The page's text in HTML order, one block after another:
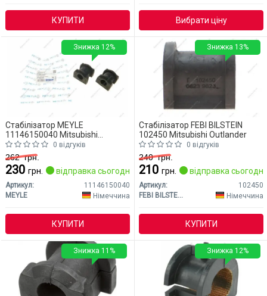
КУПИТИ Вибрати ціну
Стабілізатор MEYLE
11146150040 Mitsubishi
Outlander
0 відгуків
262грн.
230 грн. відправка сьогодні
Артикул:
11146150040
MEYLE
Німеччина
КУПИТИ
Знижка 12%
Стабілізатор FEBI BILSTEIN
102450 Mitsubishi Outlander
0 відгуків
240грн.
210 грн. відправка сьогодні
Артикул:
102450
FEBI BILSTEIN
Німеччина
КУПИТИ
Знижка 13%
Знижка 11% Знижка 12%